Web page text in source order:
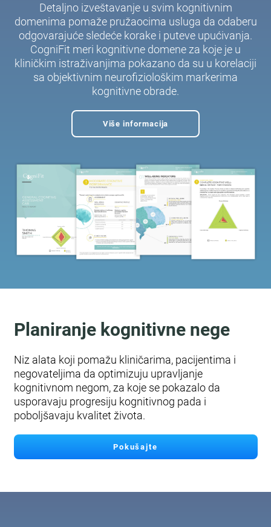
Detaljno izveštavanje u svim kognitivnim
domenima pomaže pružaocima usluga da odaberu
odgovarajuće sledeće korake i puteve upućivanja.
CogniFit meri kognitivne domene za koje je u
kliničkim istraživanjima pokazano da su u korelaciji
sa objektivnim neurofiziološkim markerima
kognitivne obrade.
Više informacija
Planiranje kognitivne nege
Niz alata koji pomažu kliničarima, pacijentima i
negovateljima da optimizuju upravljanje
kognitivnom negom, za koje se pokazalo da
usporavaju progresiju kognitivnog pada i
poboljšavaju kvalitet života.
Pokušajte